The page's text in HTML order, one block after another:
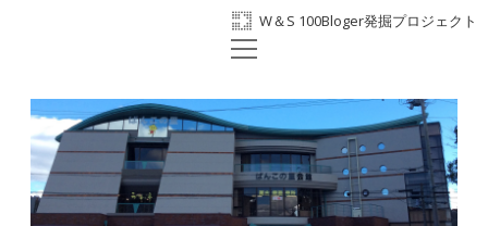
W＆S 100Bloger発掘プロジェクト
ホーム
プロフィール
BANKO300th
ばんこの里会館
open